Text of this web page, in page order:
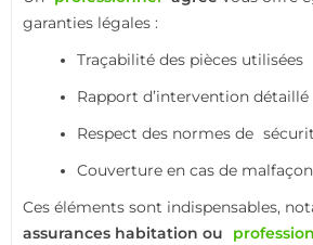
garanties légales :
Traçabilité des pièces utilisées
Rapport d’intervention détaillé
Respect des normes de
Couverture en cas de malfaçon
Ces éléments sont indispensables,
assurances habitation ou